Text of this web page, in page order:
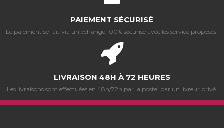
PAIEMENT SÉCURISÉ
Le paiement se fait via un échange 100% sécurisé avec les service proposés.
LIVRAISON 48H À 72 HEURES
Les livraisons sont effectuées en 48h/72h par la poste, par un livreur privé.